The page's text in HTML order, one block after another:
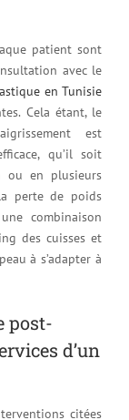
patient sont
avec le
en Tunisie
Cela étant, le
est
qu’il soit
ou en plusieurs
perte de poids
combinaison
des cuisses et
à s’adapter à
post-
d’un
citées